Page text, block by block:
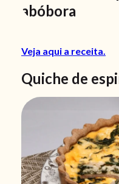
Veja aqui a receita.
Quiche de